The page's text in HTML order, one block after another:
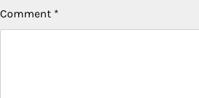
Comment *